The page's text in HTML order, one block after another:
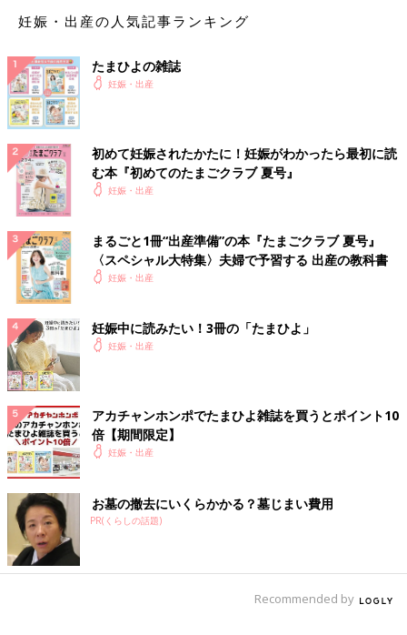
妊娠・出産の人気記事ランキング
たまひよの雑誌
妊娠・出産
初めて妊娠されたかたに！妊娠がわかったら最初に読
む本『初めてのたまごクラブ 夏号』
妊娠・出産
まるごと1冊“出産準備”の本『たまごクラブ 夏号』
〈スペシャル大特集〉夫婦で予習する 出産の教科書
妊娠・出産
妊娠中に読みたい！3冊の「たまひよ」
妊娠・出産
アカチャンホンポでたまひよ雑誌を買うとポイント10
倍【期間限定】
妊娠・出産
お墓の撤去にいくらかかる？墓じまい費用
PR(くらしの話題)
Recommended by